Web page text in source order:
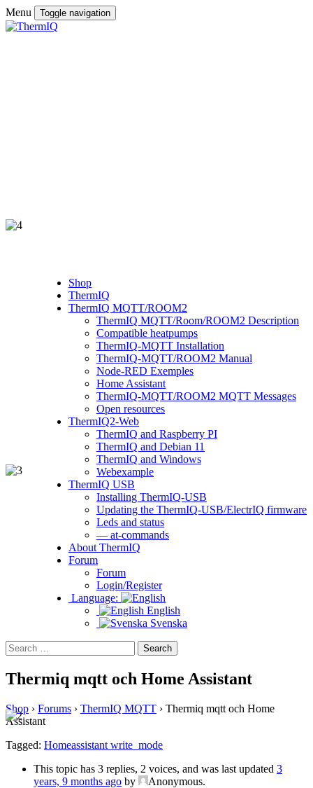
Menu Toggle navigation
Shop
ThermIQ
ThermIQ MQTT/ROOM2
ThermIQ MQTT/Room/ROOM2 Description
Compatible heatpumps
ThermIQ-MQTT Installation
ThermIQ-MQTT/ROOM2 Manual
Node-RED Exemples
Home Assistant
ThermIQ-MQTT/ROOM2 MQTT Messages
Open resources
ThermIQ2-Web
ThermIQ and Raspberry PI
ThermIQ and Debian 11
ThermIQ and Windows
Webexample
ThermIQ USB
Installing ThermIQ-USB
Updating the ThermIQ-USB/ElectrIQ firmware
Leds and status
— at-commands
About ThermIQ
Forum
Forum
Login/Register
Language:
English
Svenska
Search
for:
Thermiq mqtt och Home Assistant
Shop › Forums › ThermIQ MQTT › Thermiq mqtt och Home
Assistant
Tagged: Homeassistant write_mode
This topic has 3 replies, 2 voices, and was last updated 3
years, 9 months ago by Anonymous.